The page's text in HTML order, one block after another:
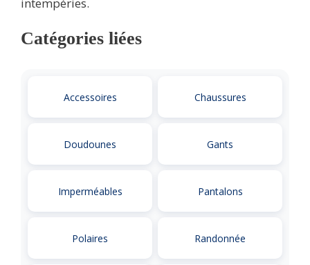
Catégories liées
Accessoires Chaussures
Doudounes Gants
Imperméables Pantalons
Polaires Randonnée